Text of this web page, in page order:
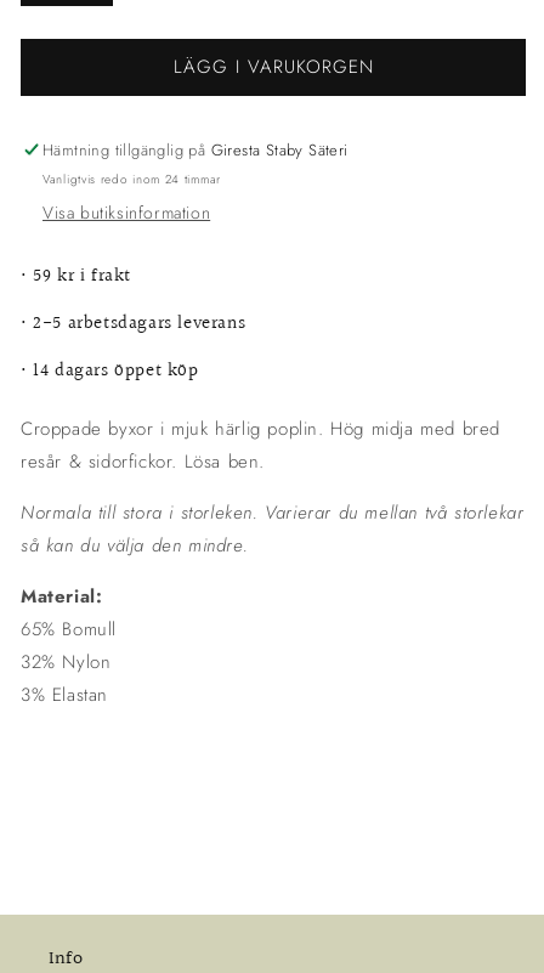
LÄGG I VARUKORGEN
Hämtning tillgänglig på Giresta Staby Säteri
Vanligtvis redo inom 24 timmar
Visa butiksinformation
• 59 kr i frakt
• 2-5 arbetsdagars leverans
• 14 dagars öppet köp
Croppade byxor i mjuk härlig poplin. Hög midja med bred
resår & sidorfickor. Lösa ben.
Normala till stora i storleken. Varierar du mellan två storlekar
så kan du välja den mindre.
Material:
65% Bomull
32% Nylon
3% Elastan
Info